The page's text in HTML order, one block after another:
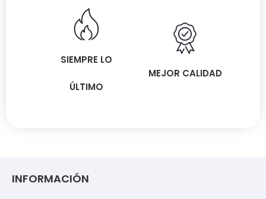
SIEMPRE LO
ÚLTIMO
MEJOR CALIDAD
INFORMACIÓN